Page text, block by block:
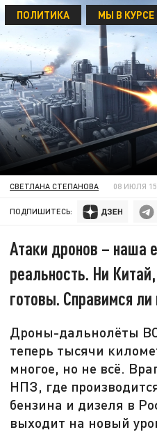
ПОЛИТИКА МЫ В КУРСЕ
СВЕТЛАНА СТЕПАНОВА 08 ИЮЛЯ
ПОДПИШИТЕСЬ:
Атаки дронов – наша
реальность. Ни
готовы. Справимся
Дроны-дальнолёты
теперь тысячи
многое, но не всё.
НПЗ, где
бензина и дизеля в
выходит на новый